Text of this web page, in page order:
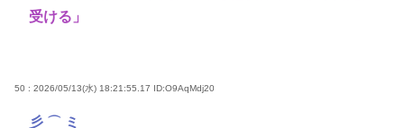
受ける」
50 : 2026/05/13(水) 18:21:55.17 ID:O9AqMdj20
彡 ⌒ ミ